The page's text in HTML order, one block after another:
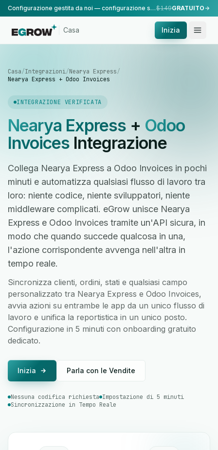
Configurazione gestita da noi — configurazione standard, eseguita dal nostro team.$149GRATUITO
Casa Inizia
Casa/Integrazioni/Nearya Express/
Nearya Express + Odoo Invoices
INTEGRAZIONE VERIFICATA
Nearya Express+ Odoo
InvoicesIntegrazione
Collega Nearya Express a Odoo Invoices in pochi
minuti e automatizza qualsiasi flusso di lavoro tra
loro: niente codice, niente sviluppatori, niente
middleware complicati. eGrow unisce Nearya
Express e Odoo Invoices tramite un'API sicura, in
modo che quando succede qualcosa in una,
l'azione corrispondente avvenga nell'altra in
tempo reale.
Sincronizza clienti, ordini, stati e qualsiasi campo
personalizzato tra Nearya Express e Odoo Invoices,
avvia azioni su entrambe le app da un unico flusso di
lavoro e unifica la reportistica in un unico posto.
Configurazione in 5 minuti con onboarding gratuito
dedicato.
Inizia Parla con le Vendite
Nessuna codifica richiesta Impostazione di 5 minuti
Sincronizzazione in Tempo Reale